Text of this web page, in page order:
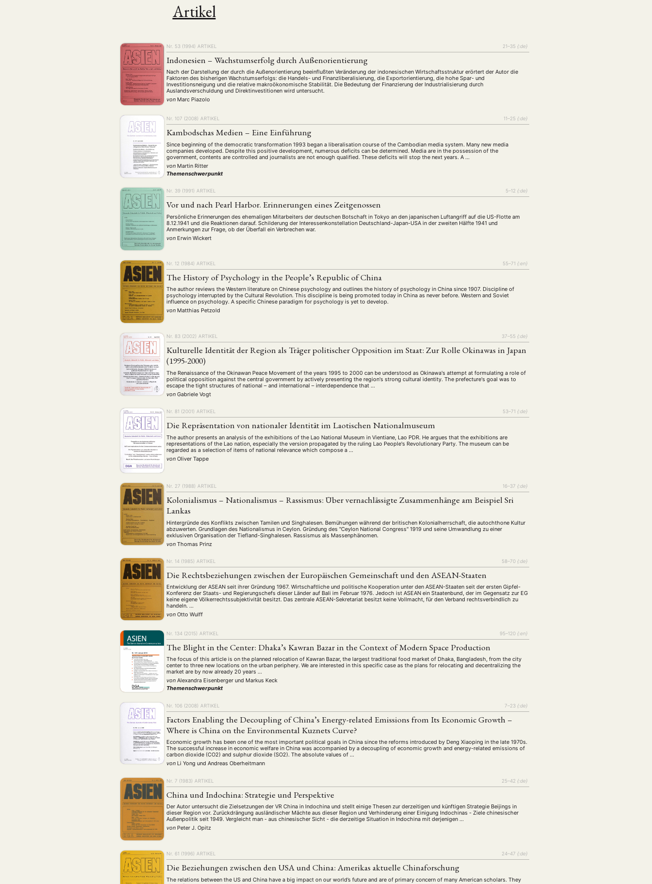
NEWS ASIEN ARBEITSKREISE VERANSTALTUNGEN EXPERTISE
ANGEBOTE
ANTRAG AUF EINEN SMALL GRANT DER DGA
Aktuelles von unseren Mitgliedern (4) Art (5) ASIEN (Zeitschrift)
Bildung (22) Calls for… (1287) Cinema (4) DGA (92) Diskussion (74) Fellowship (111) Forschung (234)
Geografie (2) Geschichte Gesellschaft
Lecture
Politik (417) Politikwissenschaften
Recht (20) Religion (75) Sozialwissenschaften (4) Sprache (36) Sprachkurse
Stipendium (53) Studium (21) Summer School (10) Symposium (32) Tagung (500) Tourismus (14)
Umwelt Veranstaltung Webinar Wirtschaft
MITGLIEDSCHAFT
SPENDEN SIE JETZT!
ENGLISH
Artikel
Nr. 53 (1994) ARTIKEL 21–35 {:de}
Indonesien – Wachstumserfolg durch Außenorientierung
Nach der Darstellung der durch die Außenorientierung beeinflußten Veränderung der indonesischen Wirtschaftsstruktur erörtert der Autor die
Faktoren des bisherigen Wachstumserfolgs: die Handels- und Finanzliberalisierung, die Exportorientierung, die hohe Spar- und
Investitionsneigung und die relative makroökonomische Stabilität. Die Bedeutung der Finanzierung der Industrialisierung durch
Auslandsverschuldung und Direktinvestitionen wird untersucht.
von Marc Piazolo
Nr. 107 (2008) ARTIKEL 11–25 {:de}
Kambodschas Medien – Eine Einführung
Since beginning of the democratic transformation 1993 began a liberalisation course of the Cambodian media system. Many new media
companies developed. Despite this positive development, numerous deficits can be determined. Media are in the possession of the
government, contents are controlled and journalists are not enough qualified. These deficits will stop the next years. A …
von Martin Ritter
Themenschwerpunkt
Nr. 39 (1991) ARTIKEL 5–12 {:de}
Vor und nach Pearl Harbor. Erinnerungen eines Zeitgenossen
Persönliche Erinnerungen des ehemaligen Mitarbeiters der deutschen Botschaft in Tokyo an den japanischen Luftangriff auf die US-Flotte am
8.12.1941 und die Reaktionen darauf. Schilderung der Interessenkonstellation Deutschland-Japan-USA in der zweiten Hälfte 1941 und
Anmerkungen zur Frage, ob der Überfall ein Verbrechen war.
von Erwin Wickert
Nr. 12 (1984) ARTIKEL 55–71 {:en}
The History of Psychology in the People’s Republic of China
The author reviews the Western literature on Chinese psychology and outlines the history of psychology in China since 1907. Discipline of
psychology interrupted by the Cultural Revolution. This discipline is being promoted today in China as never before. Western and Soviet
influence on psychology. A specific Chinese paradigm for psychology is yet to develop.
von Matthias Petzold
Nr. 83 (2002) ARTIKEL 37–55 {:de}
Kulturelle Identität der Region als Träger politischer Opposition im Staat: Zur Rolle Okinawas in Japan
(1995-2000)
The Renaissance of the Okinawan Peace Movement of the years 1995 to 2000 can be understood as Okinawa's attempt at formulating a role of
political opposition against the central government by actively presenting the region's strong cultural identity. The prefecture's goal was to
escape the tight structures of national – and international – interdependence that …
von Gabriele Vogt
Nr. 81 (2001) ARTIKEL 53–71 {:de}
Die Repräsentation von nationaler Identität im Laotischen Nationalmuseum
The author presents an analysis of the exhibitions of the Lao National Museum in Vientiane, Lao PDR. He argues that the exhibitions are
representations of the Lao nation, especially the version propagated by the ruling Lao People's Revolutionary Party. The museum can be
regarded as a selection of items of national relevance which compose a …
von Oliver Tappe
Nr. 27 (1988) ARTIKEL 16–37 {:de}
Kolonialismus – Nationalismus – Rassismus: Über vernachlässigte Zusammenhänge am Beispiel Sri
Lankas
Hintergründe des Konflikts zwischen Tamilen und Singhalesen. Bemühungen während der britischen Kolonialherrschaft, die autochthone Kultur
abzuwerten. Grundlagen des Nationalismus in Ceylon. Gründung des "Ceylon National Congress" 1919 und seine Umwandlung zu einer
exklusiven Organisation der Tiefland-Singhalesen. Rassismus als Massenphänomen.
von Thomas Prinz
Nr. 14 (1985) ARTIKEL 58–70 {:de}
Die Rechtsbeziehungen zwischen der Europäischen Gemeinschaft und den ASEAN-Staaten
Entwicklung der ASEAN seit ihrer Gründung 1967. Wirtschaftliche und politische Kooperation unter den ASEAN-Staaten seit der ersten Gipfel-
Konferenz der Staats- und Regierungschefs dieser Länder auf Bali im Februar 1976. Jedoch ist ASEAN ein Staatenbund, der im Gegensatz zur EG
keine eigene Völkerrechtssubjektivität besitzt. Das zentrale ASEAN-Sekretariat besitzt keine Vollmacht, für den Verband rechtsverbindlich zu
handeln. …
von Otto Wulff
Nr. 134 (2015) ARTIKEL 95–120 {:en}
The Blight in the Center: Dhaka’s Kawran Bazar in the Context of Modern Space Production
The focus of this article is on the planned relocation of Kawran Bazar, the largest traditional food market of Dhaka, Bangladesh, from the city
center to three new locations on the urban periphery. We are interested in this specific case as the plans for relocating and decentralizing the
market are by now already 20 years …
von Alexandra Eisenbergerund Markus Keck
Themenschwerpunkt
Nr. 106 (2008) ARTIKEL 7–23 {:de}
Factors Enabling the Decoupling of China’s Energy-related Emissions from Its Economic Growth –
Where is China on the Environmental Kuznets Curve?
Economic growth has been one of the most important political goals in China since the reforms introduced by Deng Xiaoping in the late 1970s.
The successful increase in economic welfare in China was accompanied by a decoupling of economic growth and energy-related emissions of
carbon dioxide (CO2) and sulphur dioxide (SO2). The absolute values of …
von Li Yongund Andreas Oberheitmann
Nr. 7 (1983) ARTIKEL 25–42 {:de}
China und Indochina: Strategie und Perspektive
Der Autor untersucht die Zielsetzungen der VR China in Indochina und stellt einige Thesen zur derzeitigen und künftigen Strategie Beijings in
dieser Region vor. Zurückdrängung ausländischer Mächte aus dieser Region und Verhinderung einer Einigung Indochinas - Ziele chinesischer
Außenpolitik seit 1949. Vergleicht man - aus chinesischer Sicht - die derzeitige Situation in Indochina mit derjenigen …
von Peter J. Opitz
Nr. 61 (1996) ARTIKEL 24–47 {:de}
Die Beziehungen zwischen den USA und China: Amerikas aktuelle Chinaforschung
The relations between the US and China have a big impact on our world’s future and are of primary concern of many American scholars. They